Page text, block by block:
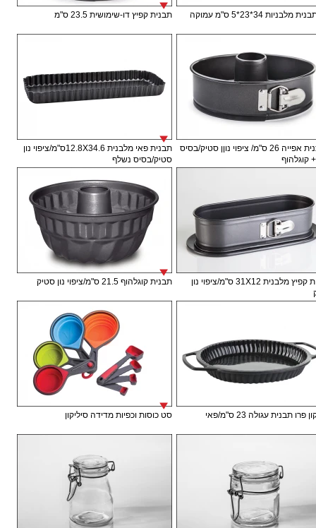
תבנית קפיץ דו-שימושית 23.5 ס"מ
תבתנית אפייה 26 ס"מ/ ציפוי נוןן סטיק/בסיס
קוגלהוף
תבנית פאי מלבנית 12.8X34.6ס"מ/ציפוי נון
סטיק/בסיס נשלף
תבנית קפיץ מלבנית 31X12 ס"מ/ציפוי נון
תבנית קוגלהוף 21.5 ס"מ/ציפוי נון סטיק
פרו תבנית עגולה 23 ס"מ/פאי סט כוסות וכפיות מדידה סיליקון